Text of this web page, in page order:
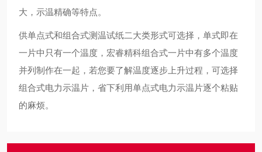
大，示温精确等特点。
供单点式和组合式测温试纸二大类形式可选择，单式即在
一片中只有一个温度，宏睿精科组合式一片中有多个温度
并列制作在一起，若您要了解温度逐步上升过程，可选择
组合式电力示温片，省下利用单点式电力示温片逐个粘贴
的麻烦。